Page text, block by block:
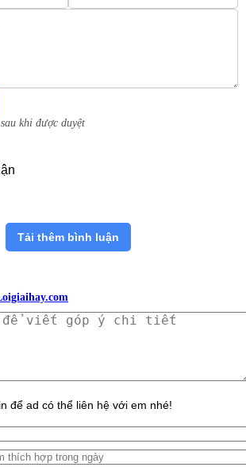
khi được duyệt
Tải thêm bình luận
để ad có thể liên hệ với em nhé!